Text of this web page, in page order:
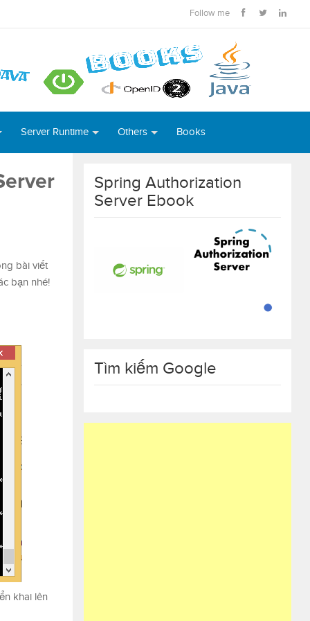
Follow me
Server Runtime Others Books
bài viết
bạn nhé!
khai lên
Spring Authorization
Server Ebook
Tìm kiếm Google